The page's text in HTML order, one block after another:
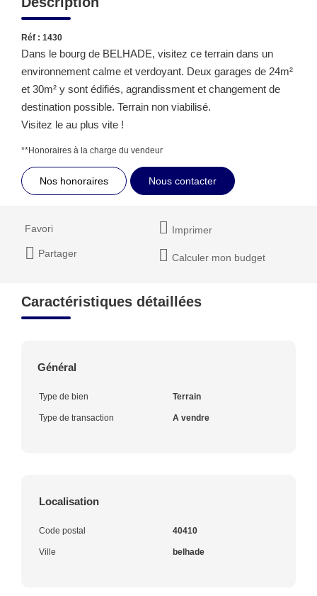
Réf : 1430
Dans le bourg de BELHADE, visitez ce terrain dans un
environnement calme et verdoyant. Deux garages de 24m²
et 30m² y sont édifiés, agrandissment et changement de
destination possible. Terrain non viabilisé.
Visitez le au plus vite !
**Honoraires à la charge du vendeur
Nos honoraires Nous contacter
Favori Imprimer
Partager Calculer mon budget
Caractéristiques détaillées
Général
Type de bien Terrain
Type de transaction A vendre
Localisation
Code postal 40410
Ville belhade